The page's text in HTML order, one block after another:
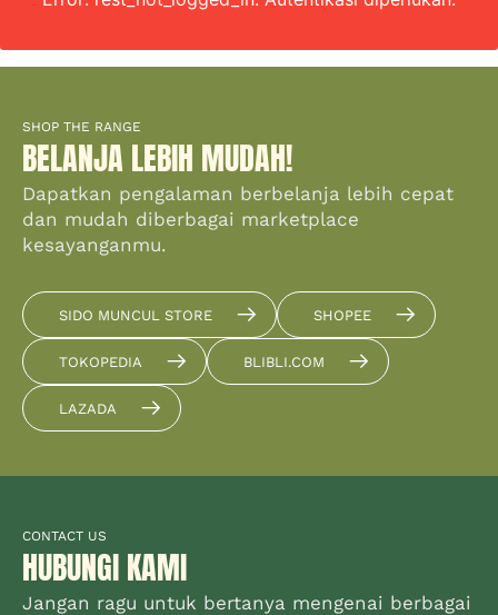
SHOP THE RANGE
BELANJA LEBIH MUDAH!
Dapatkan pengalaman berbelanja lebih cepat
dan mudah diberbagai marketplace
kesayanganmu.
SIDO MUNCUL STORE SHOPEE
TOKOPEDIA BLIBLI.COM
LAZADA
CONTACT US
HUBUNGI KAMI
Jangan ragu untuk bertanya mengenai berbagai